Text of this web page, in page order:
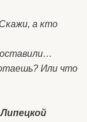
а кто
оставили…
Или что